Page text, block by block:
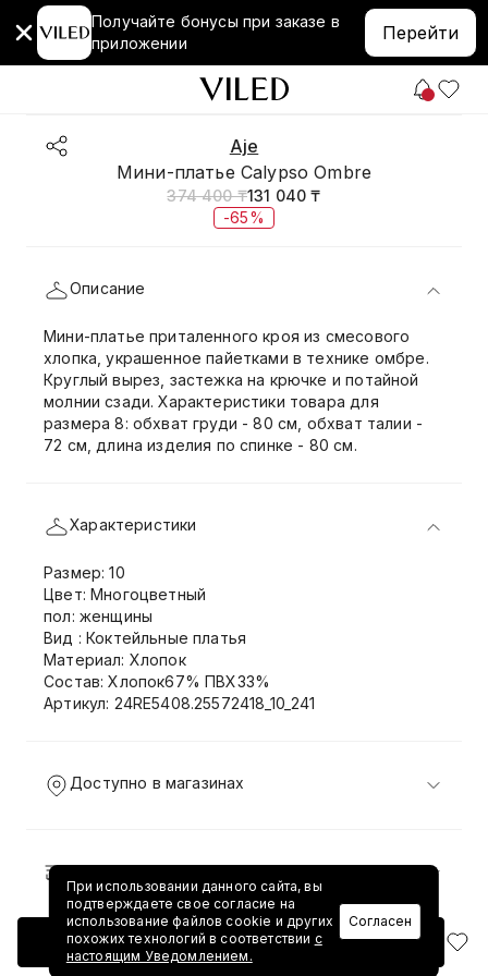
Получайте бонусы при заказе в
приложении
Перейти
Aje
Мини-платье Calypso Ombre
374 400 ₸131 040 ₸
-65%
Добавить в корзину
Описание
Мини-платье приталенного кроя из смесового
хлопка, украшенное пайетками в технике омбре.
Круглый вырез, застежка на крючке и потайной
молнии сзади. Характеристики товара для
размера 8: обхват груди - 80 см, обхват талии -
72 см, длина изделия по спинке - 80 см.
Характеристики
Размер: 10
Цвет: Многоцветный
пол: женщины
Вид : Коктейльные платья
Материал: Хлопок
Состав: Хлопок67% ПВХ33%
Артикул: 24RE5408.25572418_10_241
Доступно в магазинах
Доставка и возврат
При использовании данного сайта, вы
подтверждаете свое согласие на
использование файлов cookie и других
похожих технологий в соответствии с
настоящим Уведомлением.
Согласен